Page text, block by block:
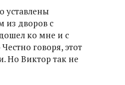
уставлены
из дворов с
ко мне и с
говоря, этот
Но Виктор так не